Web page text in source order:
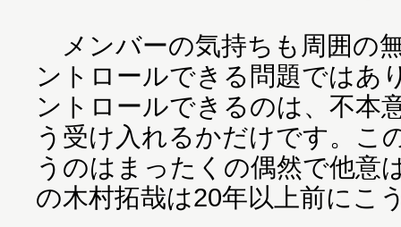
メンバーの気持ちも周囲の
ントロールできる問題ではあ
ントロールできるのは、不本
う受け入れるかだけです。こ
うのはまったくの偶然で他意
の木村拓哉は20年以上前にこ